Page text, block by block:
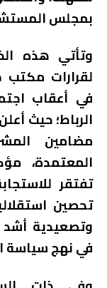
بمجلس
وتأتي هذه
لقرارات مكتب
في أعقاب
الرباط؛ حيث
مضامين
المعتمدة،
تفتقر
تحصين
وتصعيدية
في نهج سياسة